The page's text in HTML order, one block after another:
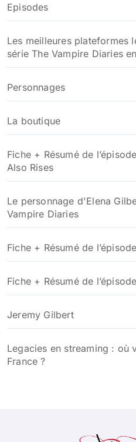
e
r
:
Episodes
Les meilleures plateformes
série The Vampire Diaries
Personnages
La boutique
Fiche + Résumé de
Also Rises
Le personnage d'Elena
Vampire Diaries
Fiche + Résumé de
Fiche + Résumé de
Jeremy Gilbert
Legacies en streaming : où
France ?